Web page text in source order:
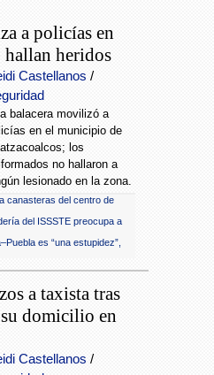
a policías en
hallan heridos
Castellanos /
balacera movilizó a
en el municipio de
los
no hallaron a
lesionado en la zona.
canasteras del centro de
del ISSSTE preocupa a
es “una estupidez”,
a taxista tras
domicilio en
Castellanos /